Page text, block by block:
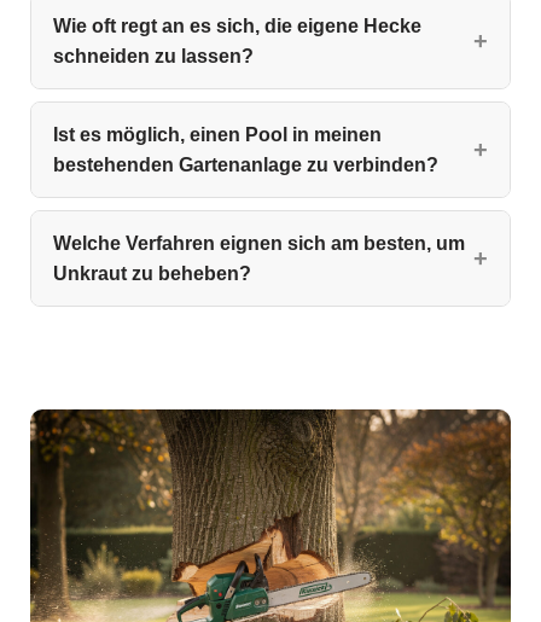
Wie oft regt an es sich, die eigene Hecke
schneiden zu lassen?
Ist es möglich, einen Pool in meinen
bestehenden Gartenanlage zu verbinden?
Welche Verfahren eignen sich am besten, um
Unkraut zu beheben?